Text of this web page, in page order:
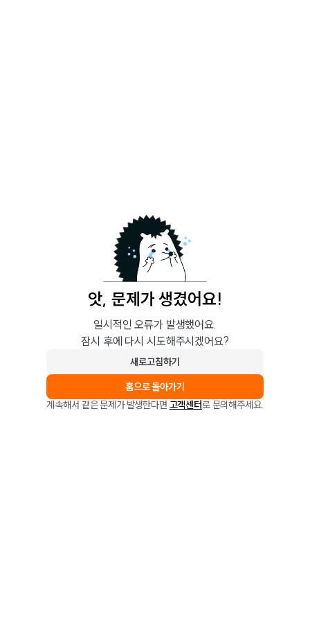
앗, 문제가 생겼어요!
일시적인 오류가 발생했어요.
잠시 후에 다시 시도해주시겠어요?
새로고침하기
홈으로 돌아가기
계속해서 같은 문제가 발생한다면 고객센터로 문의해주세요.